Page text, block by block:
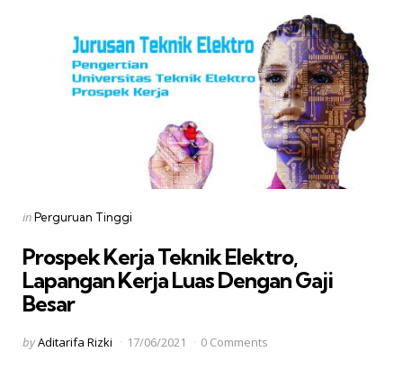
Categories
Posted
inPerguruan Tinggi
Prospek Kerja Teknik Elektro,
Lapangan Kerja Luas Dengan Gaji
Besar
Posted
byAditarifa Rizki 17/06/2021 0 Comments